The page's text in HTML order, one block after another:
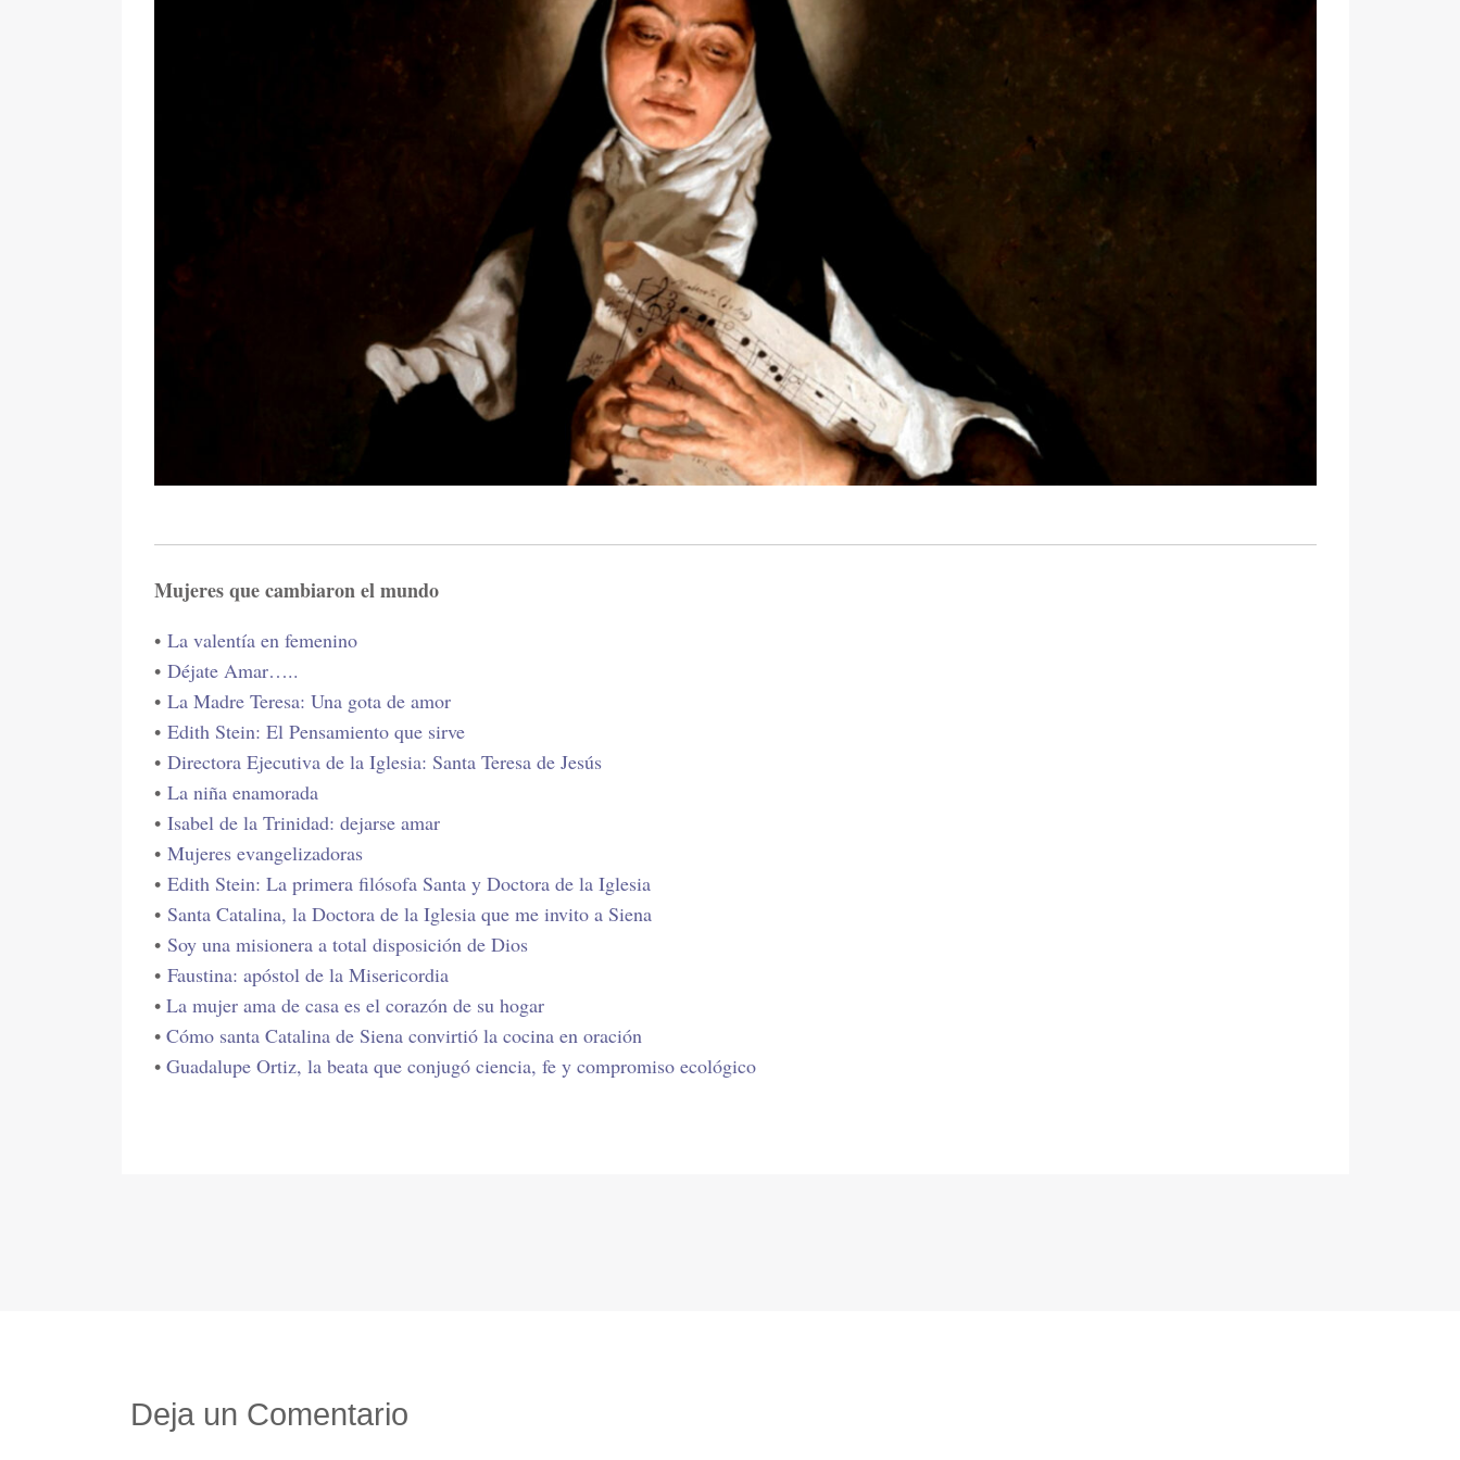
Mujeres que cambiaron el mundo
• La valentía en femenino
• Déjate Amar…..
• La Madre Teresa: Una gota de amor
• Edith Stein: El Pensamiento que sirve
• Directora Ejecutiva de la Iglesia: Santa Teresa de Jesús
• La niña enamorada
• Isabel de la Trinidad: dejarse amar
• Mujeres evangelizadoras
• Edith Stein: La primera filósofa Santa y Doctora de la Iglesia
• Santa Catalina, la Doctora de la Iglesia que me invito a Siena
• Soy una misionera a total disposición de Dios
• Faustina: apóstol de la Misericordia
• La mujer ama de casa es el corazón de su hogar
• Cómo santa Catalina de Siena convirtió la cocina en oración
• Guadalupe Ortiz, la beata que conjugó ciencia, fe y compromiso ecológico
Deja un Comentario